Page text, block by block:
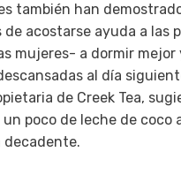
también han
de acostarse ayuda a las
mujeres- a dormir mejor
al día
de Creek Tea,
poco de leche de coco
decadente.